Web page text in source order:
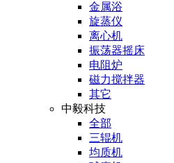
金属浴
旋蒸仪
离心机
振荡器摇床
电阻炉
磁力搅拌器
其它
中毅科技
全部
三辊机
均质机